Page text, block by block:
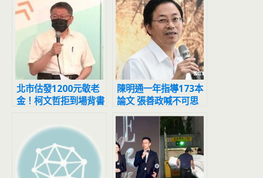
北市估發1200元敬老
金！柯文哲拒到場背書
陳明通一年指導173本
論文 張善政喊不可思
議：天文數字